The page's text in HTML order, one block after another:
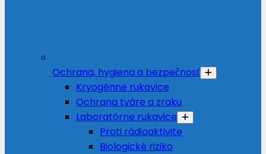
Ochrana, hygiena a bezpečnosť
Kryogénne rukavice
Ochrana tváre a zraku
Laboratórne rukavice
Proti rádioaktivite
Biologické riziko